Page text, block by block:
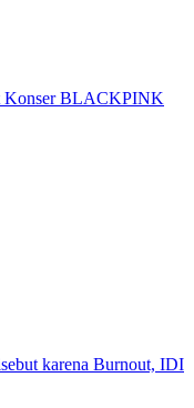
Konser BLACKPINK
karena Burnout, IDI